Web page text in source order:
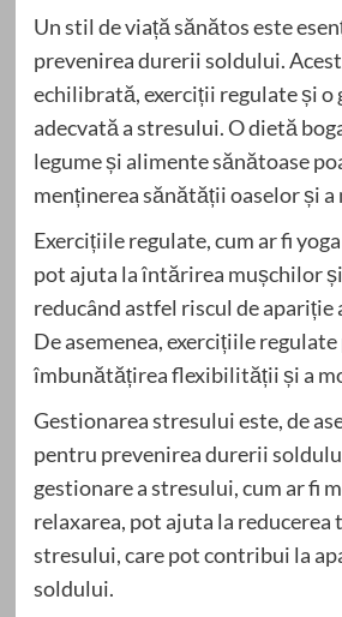
Un stil de viață sănătos este
prevenirea durerii soldului.
echilibrată, exerciții regulate și o
adecvată a stresului. O dietă
legume și alimente sănătoase
menținerea sănătății oaselor și a
Exercițiile regulate, cum ar fi
pot ajuta la întărirea mușchilor și
reducând astfel riscul de
De asemenea, exercițiile
îmbunătățirea flexibilității și a
Gestionarea stresului este, de
pentru prevenirea durerii
gestionare a stresului, cum ar fi
relaxarea, pot ajuta la reducerea
stresului, care pot contribui la
soldului.